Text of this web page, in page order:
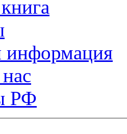
информация
РФ